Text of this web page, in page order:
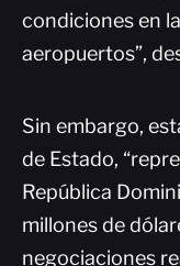
condiciones en
aeropuertos”,
Sin embargo,
de Estado,
República
millones de
negociaciones